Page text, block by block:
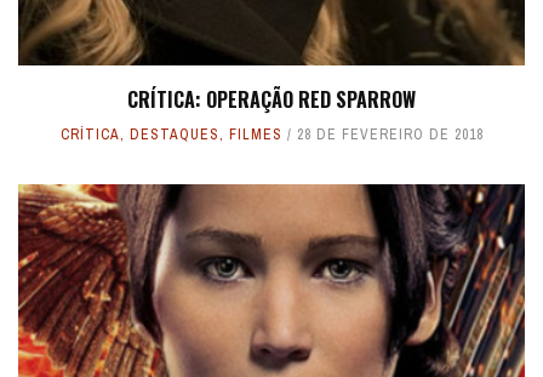
CRÍTICA: OPERAÇÃO RED SPARROW
CRÍTICA, DESTAQUES, FILMES 28 DE FEVEREIRO DE 2018